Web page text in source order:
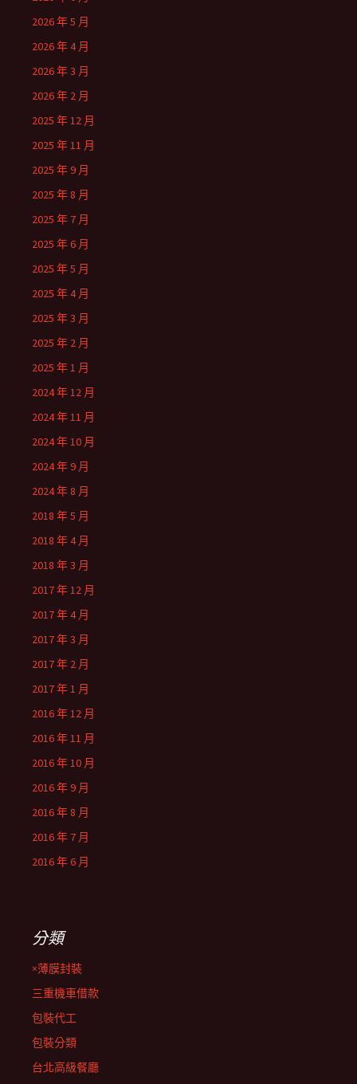
2026 年 5 月
2026 年 4 月
2026 年 3 月
2026 年 2 月
2025 年 12 月
2025 年 11 月
2025 年 9 月
2025 年 8 月
2025 年 7 月
2025 年 6 月
2025 年 5 月
2025 年 4 月
2025 年 3 月
2025 年 2 月
2025 年 1 月
2024 年 12 月
2024 年 11 月
2024 年 10 月
2024 年 9 月
2024 年 8 月
2018 年 5 月
2018 年 4 月
2018 年 3 月
2017 年 12 月
2017 年 4 月
2017 年 3 月
2017 年 2 月
2017 年 1 月
2016 年 12 月
2016 年 11 月
2016 年 10 月
2016 年 9 月
2016 年 8 月
2016 年 7 月
2016 年 6 月
分類
×薄膜封裝
三重機車借款
包裝代工
包裝分類
台北高級餐廳